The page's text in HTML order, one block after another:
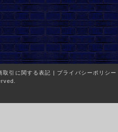
取引に関する表記 | プライバシーポリシー